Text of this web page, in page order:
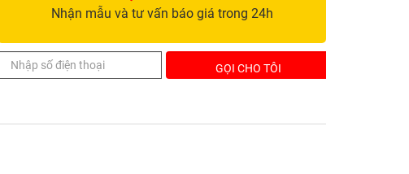
Nhận mẫu và tư vấn báo giá trong 24h